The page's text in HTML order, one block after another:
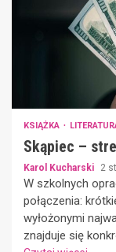
KSIĄŻKA
Skąpiec –
Karol Kucharski 2
W szkolnych
połączenia:
wyłożonymi
znajduje się